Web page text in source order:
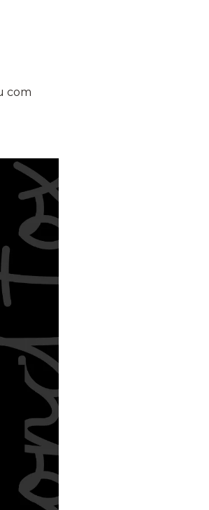
com